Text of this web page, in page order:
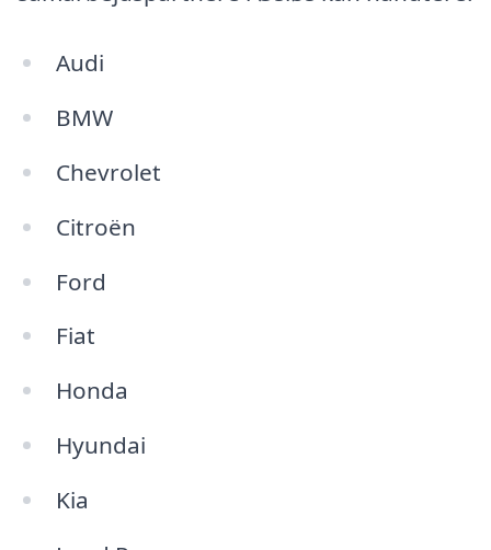
Audi
BMW
Chevrolet
Citroën
Ford
Fiat
Honda
Hyundai
Kia